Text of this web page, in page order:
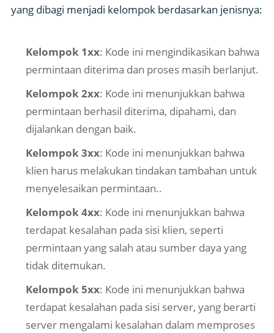
yang dibagi menjadi kelompok berdasarkan jenisnya:
Kelompok 1xx: Kode ini mengindikasikan bahwa
permintaan diterima dan proses masih berlanjut.
Kelompok 2xx: Kode ini menunjukkan bahwa
permintaan berhasil diterima, dipahami, dan
dijalankan dengan baik.
Kelompok 3xx: Kode ini menunjukkan bahwa
klien harus melakukan tindakan tambahan untuk
menyelesaikan permintaan..
Kelompok 4xx: Kode ini menunjukkan bahwa
terdapat kesalahan pada sisi klien, seperti
permintaan yang salah atau sumber daya yang
tidak ditemukan.
Kelompok 5xx: Kode ini menunjukkan bahwa
terdapat kesalahan pada sisi server, yang berarti
server mengalami kesalahan dalam memproses